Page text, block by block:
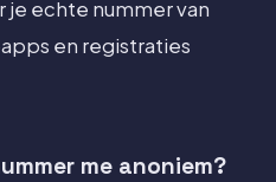
je echte nummer van
en registraties
me anoniem?